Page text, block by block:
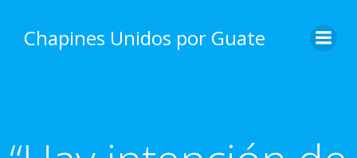
content
Chapines Unidos por Guate